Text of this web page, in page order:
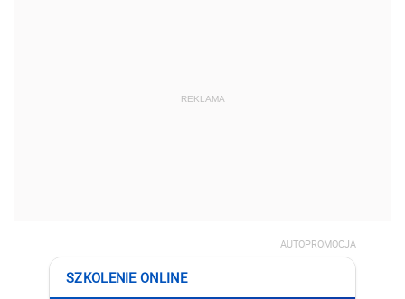
REKLAMA
AUTOPROMOCJA
SZKOLENIE ONLINE